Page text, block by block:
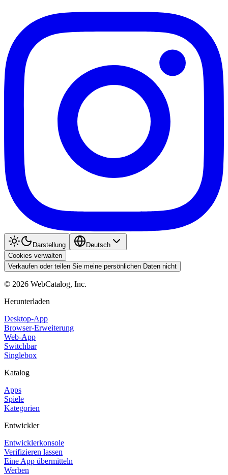
Darstellung
Deutsch
Cookies verwalten
Verkaufen oder teilen Sie meine persönlichen Daten nicht
© 2026 WebCatalog, Inc.
Herunterladen
Desktop-App
Browser-Erweiterung
Web-App
Switchbar
Singlebox
Katalog
Apps
Spiele
Kategorien
Entwickler
Entwicklerkonsole
Verifizieren lassen
Eine App übermitteln
Werben